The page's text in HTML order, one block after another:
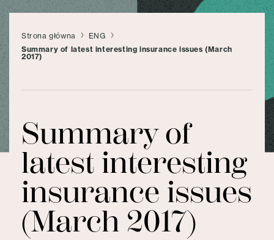
Strona główna
ENG
Summary of latest interesting insurance issues (March
2017)
Summary of
latest interesting
insurance issues
(March 2017)